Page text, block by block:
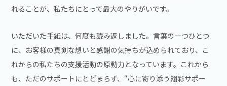
れることが、私たちにとって最大のやりがいです。
いただいた手紙は、何度も読み返しました。言葉の一つひとつ
に、お客様の真剣な想いと感謝の気持ちが込められており、こ
れからの私たちの支援活動の原動力となっています。これから
も、ただのサポートにとどまらず、“心に寄り添う翔彩サポー